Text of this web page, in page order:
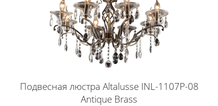
Подвесная люстра Altalusse INL-1107P-08
Antique Brass